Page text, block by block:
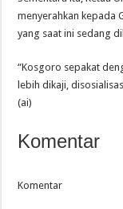
menyerahkan kepada
yang saat ini sedang
“Kosgoro sepakat
lebih dikaji,
(ai)
Komentar
Komentar